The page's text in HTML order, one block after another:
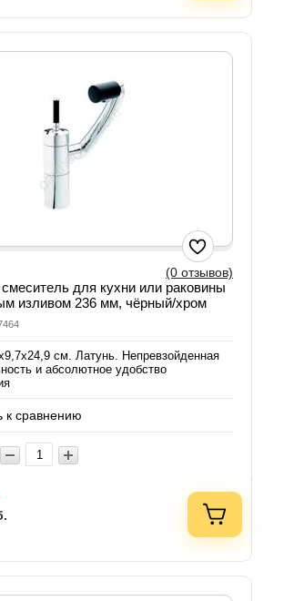
(0 отзывов)
для кухни или раковины
изливом 236 мм, чёрный/хром
см. Латунь. Непревзойденная
и абсолютное удобство
к сравнению